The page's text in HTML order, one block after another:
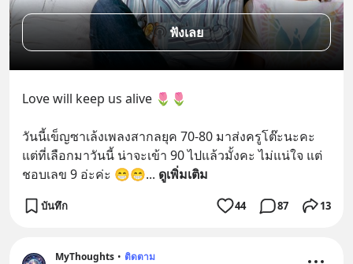
ฟังเลย
Love will keep us alive 🌷🌷
วันนี้เข็ญซาเล้งเพลงสากลยุค 70-80 มาส่งครูโต๊ะนะคะ
แต่ที่เลือกมาวันนี้ น่าจะเข้า 90 ไปแล้วมั้งคะ ไม่แน่ใจ แต่
ชอบเลข 9 อ่ะค่ะ 😁😁... ดูเพิ่มเติม
บันทึก 44 87 13
MyThoughts • ติดตาม